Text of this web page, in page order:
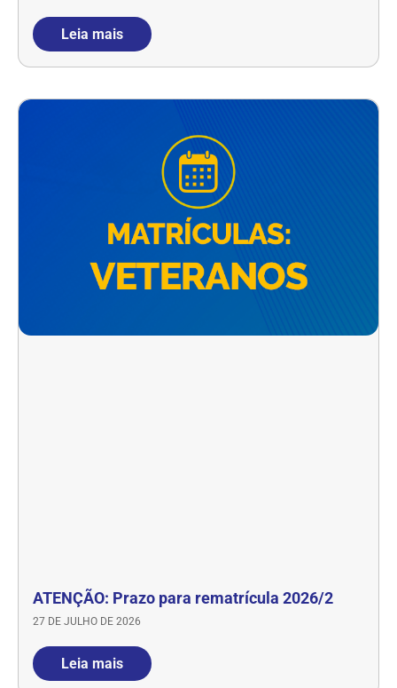
Leia mais
ATENÇÃO: Prazo para rematrícula 2026/2
27 DE JULHO DE 2026
Leia mais